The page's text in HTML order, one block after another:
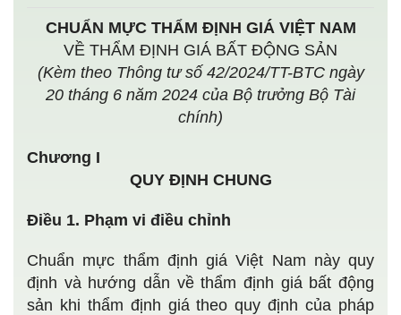
CHUẨN MỰC THẨM ĐỊNH GIÁ VIỆT NAM
VỀ THẨM ĐỊNH GIÁ BẤT ĐỘNG SẢN
(Kèm theo Thông tư số 42/2024/TT-BTC ngày
20 tháng 6 năm 2024 của Bộ trưởng Bộ Tài
chính)
Chương I
QUY ĐỊNH CHUNG
Điều 1. Phạm vi điều chỉnh
Chuẩn mực thẩm định giá Việt Nam này quy
định và hướng dẫn về thẩm định giá bất động
sản khi thẩm định giá theo quy định của pháp